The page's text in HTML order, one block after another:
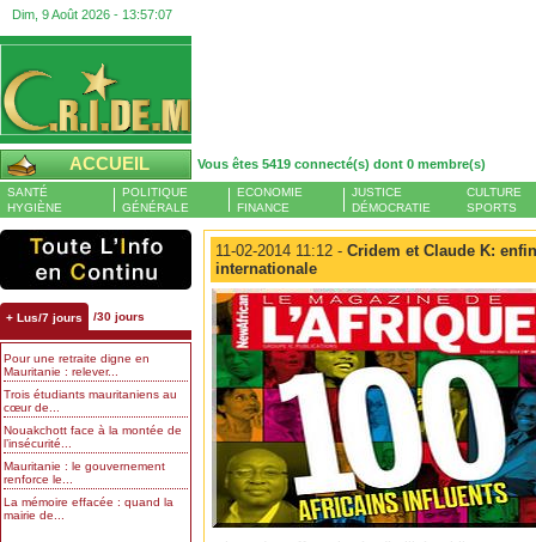
Dim, 9 Août 2026 - 13:57:09
ACCUEIL Vous êtes 5419 connecté(s) dont 0 membre(s)
SANTÉ
HYGIÈNE
POLITIQUE
GÉNÉRALE
ECONOMIE
FINANCE
JUSTICE
DÉMOCRATIE
CULTURE
SPORTS
+ Lus/7 jours /30 jours
Pour une retraite digne en
Mauritanie : relever...
Trois étudiants mauritaniens au
cœur de...
Nouakchott face à la montée de
l’insécurité...
Mauritanie : le gouvernement
renforce le...
La mémoire effacée : quand la
mairie de...
11-02-2014 11:12 - Cridem et Claude K:
internationale